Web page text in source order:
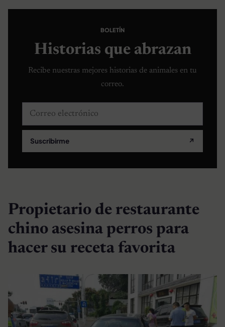
BOLETÍN
Historias que abrazan
Recibe nuestras mejores historias de animales en tu
correo.
Correo electrónico
Suscribirme ↗
Propietario de restaurante
chino asesina perros para
hacer su receta favorita